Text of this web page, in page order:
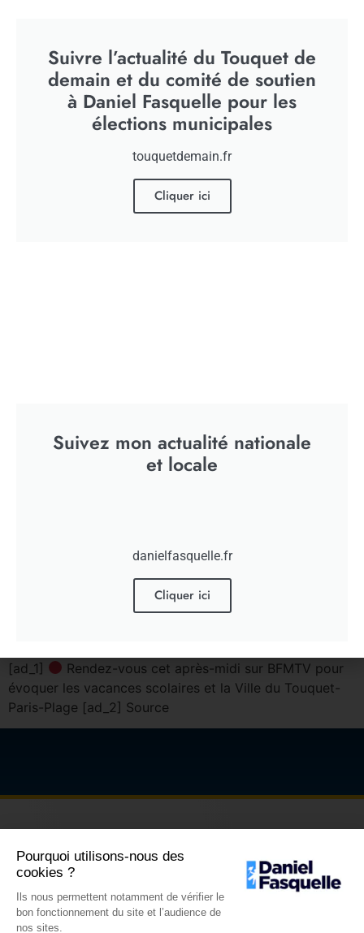
[ad_1] J’ai présidé le groupe de travail sur les casinos
[ad_1]
Rendez-vous cet après-midi sur BFMTV pour
évoquer les vacances scolaires et la Ville du Touquet-
Paris-Plage [ad_2] Source
Suivre l’actualité du Touquet de
demain et du comité de soutien
à Daniel Fasquelle pour les
élections municipales
touquetdemain.fr
Cliquer ici
Suivez mon actualité nationale
et locale
danielfasquelle.fr
Cliquer ici
Pourquoi utilisons-nous des
cookies ?
Ils nous permettent notamment de vérifier le
bon fonctionnement du site et l’audience de
nos sites.